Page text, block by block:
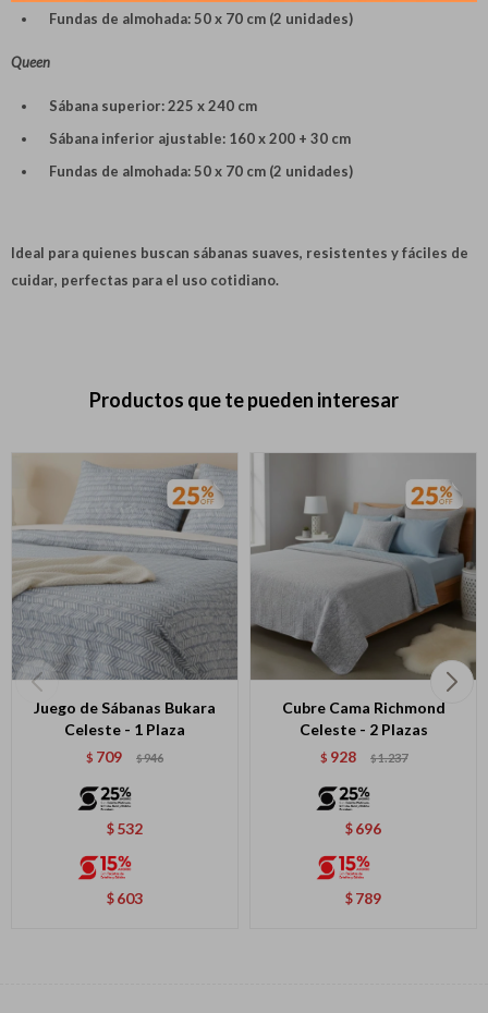
Fundas de almohada: 50 x 70 cm (2 unidades)
Queen
Sábana superior: 225 x 240 cm
Sábana inferior ajustable: 160 x 200 + 30 cm
Fundas de almohada: 50 x 70 cm (2 unidades)
Ideal para quienes buscan sábanas suaves, resistentes y fáciles de
cuidar, perfectas para el uso cotidiano.
Productos que te pueden interesar
Juego de Sábanas Bukara
Celeste - 1 Plaza
$ 709 $946
$ 532
$ 603
Cubre Cama Richmond
Celeste - 2 Plazas
$ 928 $1.237
$ 696
$ 789
Día Mes Año
puede variar por comercio